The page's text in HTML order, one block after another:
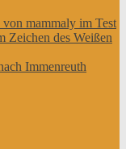
mammaly im Test
Zeichen des Weißen
Immenreuth